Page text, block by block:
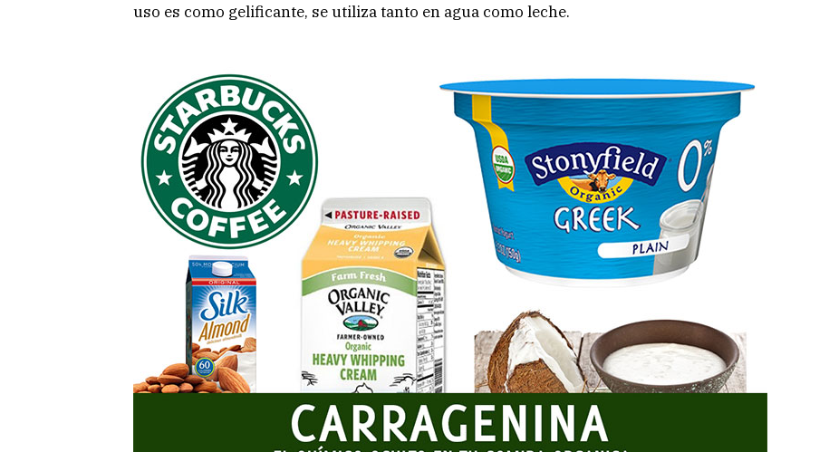
uso es como gelificante, se utiliza tanto en agua como leche.